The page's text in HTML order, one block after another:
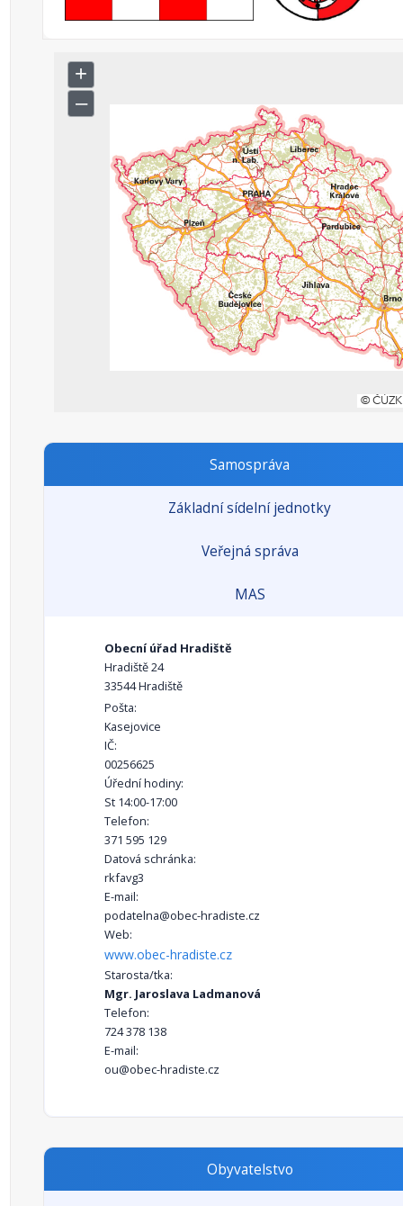
Samospráva
Základní sídelní jednotky
Veřejná správa
MAS
Obecní úřad Hradiště
Hradiště 24
33544 Hradiště
Pošta:
Kasejovice
IČ:
00256625
Úřední hodiny:
St 14:00-17:00
Telefon:
371 595 129
Datová schránka:
rkfavg3
E-mail:
podatelna@obec-hradiste.cz
Web:
www.obec-hradiste.cz
Starosta/tka:
Mgr. Jaroslava Ladmanová
Telefon:
724 378 138
E-mail:
ou@obec-hradiste.cz
Obyvatelstvo